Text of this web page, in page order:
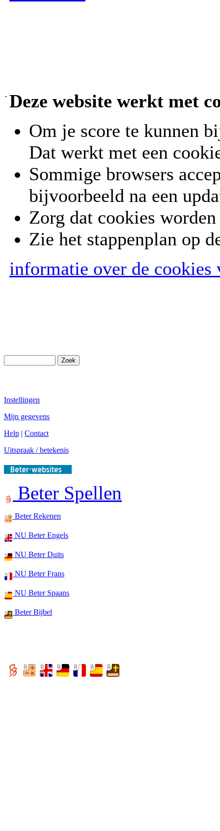
Deze website werkt met
Om je score te kunnen
Dat werkt met een
Sommige browsers
bijvoorbeeld na een
Zorg dat cookies worden
Zie het stappenplan op
informatie over de cookies
Instellingen
Mijn gegevens
Help | Contact
Uitspraak / betekenis
Beter Spellen
Beter Rekenen
NU Beter Engels
NU Beter Duits
NU Beter Frans
NU Beter Spaans
Beter Bijbel